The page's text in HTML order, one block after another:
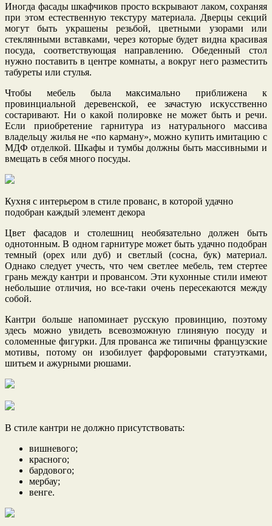
Иногда фасады шкафчиков просто вскрывают лаком, сохраняя
при этом естественную текстуру материала. Дверцы секций
могут быть украшены резьбой, цветными узорами или
стеклянными вставками, через которые будет видна красивая
посуда, соответствующая направлению. Обеденный стол
нужно поставить в центре комнаты, а вокруг него разместить
табуреты или стулья.
Чтобы мебель была максимально приближена к
провинциальной деревенской, ее зачастую искусственно
состаривают. Ни о какой полировке не может быть и речи.
Если приобретение гарнитура из натурального массива
владельцу жилья не «по карману», можно купить имитацию с
МДФ отделкой. Шкафы и тумбы должны быть массивными и
вмещать в себя много посуды.
Кухня с интерьером в стиле прованс, в которой удачно
подобран каждый элемент декора
Цвет фасадов и столешниц необязательно должен быть
однотонным. В одном гарнитуре может быть удачно подобран
темный (орех или дуб) и светлый (сосна, бук) материал.
Однако следует учесть, что чем светлее мебель, тем стертее
грань между кантри и провансом. Эти кухонные стили имеют
небольшие отличия, но все-таки очень пересекаются между
собой.
Кантри больше напоминает русскую провинцию, поэтому
здесь можно увидеть всевозможную глиняную посуду и
соломенные фигурки. Для прованса же типичны французские
мотивы, потому он изобилует фарфоровыми статуэтками,
шитьем и ажурными рюшами.
В стиле кантри не должно присутствовать:
вишневого;
красного;
бардового;
мербау;
венге.